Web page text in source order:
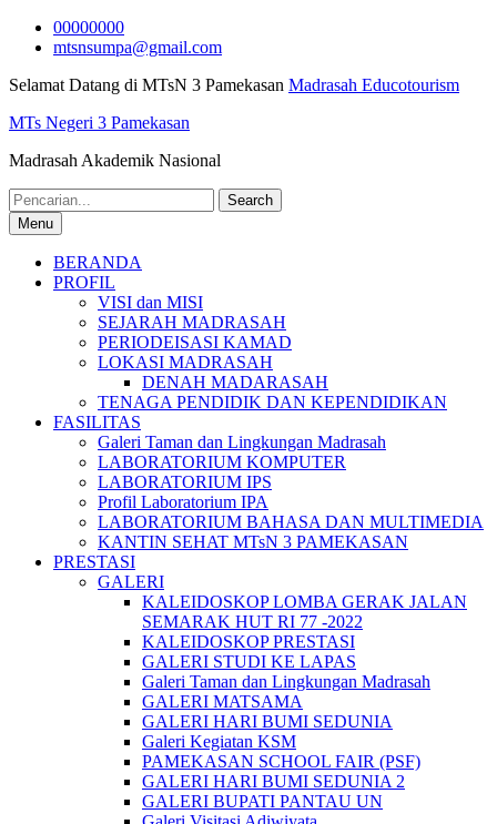
Skip
00000000
mtsnsumpa@gmail.com
Selamat Datang di MTsN 3 Pamekasan Madrasah Educotourism
MTs Negeri 3 Pamekasan
Madrasah Akademik Nasional
Search
for:Menu
BERANDA
PROFIL
VISI dan MISI
SEJARAH MADRASAH
PERIODEISASI KAMAD
LOKASI MADRASAH
DENAH MADARASAH
TENAGA PENDIDIK DAN KEPENDIDIKAN
FASILITAS
Galeri Taman dan Lingkungan Madrasah
LABORATORIUM KOMPUTER
LABORATORIUM IPS
Profil Laboratorium IPA
LABORATORIUM BAHASA DAN MULTIMEDIA
KANTIN SEHAT MTsN 3 PAMEKASAN
PRESTASI
GALERI
KALEIDOSKOP LOMBA GERAK JALAN
SEMARAK HUT RI 77 -2022
KALEIDOSKOP PRESTASI
GALERI STUDI KE LAPAS
Galeri Taman dan Lingkungan Madrasah
GALERI MATSAMA
GALERI HARI BUMI SEDUNIA
Galeri Kegiatan KSM
PAMEKASAN SCHOOL FAIR (PSF)
GALERI HARI BUMI SEDUNIA 2
GALERI BUPATI PANTAU UN